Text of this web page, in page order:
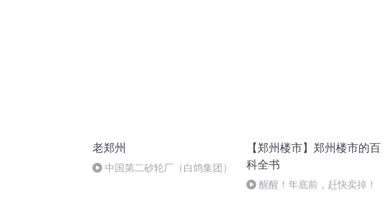
老郑州
中国第二砂轮厂（白鸽集团）
【郑州楼市】郑州楼市的百
科全书
醒醒！年底前，赶快卖掉！